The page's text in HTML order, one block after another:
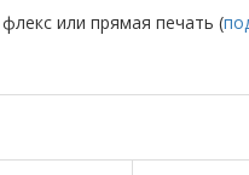
или прямая печать (